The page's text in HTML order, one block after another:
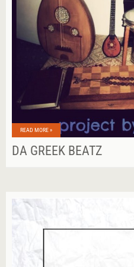
READ MORE »
DA GREEK BEATZ